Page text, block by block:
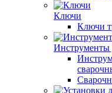
Ключи
Ключи
Инструменты